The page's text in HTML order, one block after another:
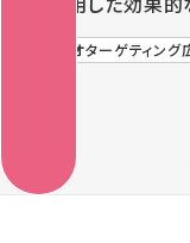
小売・卸売 店舗